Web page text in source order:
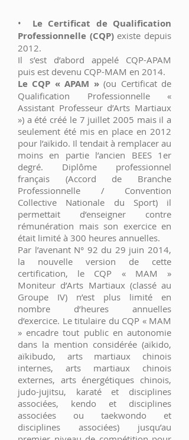
• Le Certificat de Qualification
Professionnelle (CQP)existe depuis
2012.
Il s’est d’abord appelé CQP-APAM
puis est devenu CQP-MAM en 2014.
Le CQP « APAM »(ou Certificat de
Qualification Professionnelle «
Assistant Professeur d’Arts Martiaux
») a été créé le 7 juillet 2005 mais il a
seulement été mis en place en 2012
pour l’aïkido. Il tendait à remplacer au
moins en partie l’ancien BEES 1er
degré. Diplôme professionnel
français (Accord de Branche
Professionnelle / Convention
Collective Nationale du Sport) il
permettait d’enseigner contre
rémunération mais son exercice en
était limité à 300 heures annuelles.
Par l’avenant N° 92 du 29 juin 2014,
la nouvelle version de cette
certification, le CQP « MAM »
Moniteur d’Arts Martiaux (classé au
Groupe IV) n’est plus limité en
nombre d’heures annuelles
d’exercice. Le titulaire du CQP « MAM
» encadre tout public en autonomie
dans la mention considérée (aïkido,
aïkibudo, arts martiaux chinois
internes, arts martiaux chinois
externes, arts énergétiques chinois,
judo-jujitsu, karaté et disciplines
associées, kendo et disciplines
associées ou taekwondo et
disciplines associées) jusqu’au